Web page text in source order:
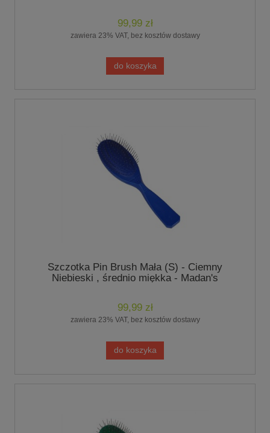
99,99 zł
zawiera 23% VAT, bez kosztów dostawy
do koszyka
Szczotka Pin Brush Mała (S) - Ciemny
Niebieski , średnio miękka - Madan's
99,99 zł
zawiera 23% VAT, bez kosztów dostawy
do koszyka